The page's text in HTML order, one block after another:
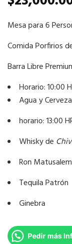
Mesa para 6
Comida Porfirios
Barra Libre
Horario: 10:00
Agua y Cerveza
horario: 13:00
Whisky de
Ron
Tequila Patrón
Ginebra
Pedir más